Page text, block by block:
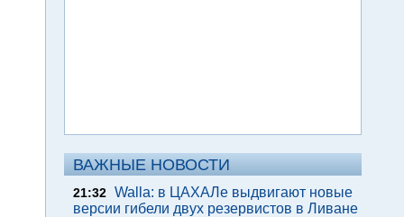
ВАЖНЫЕ НОВОСТИ
21:32 Walla: в ЦАХАЛе выдвигают новые
версии гибели двух резервистов в Ливане